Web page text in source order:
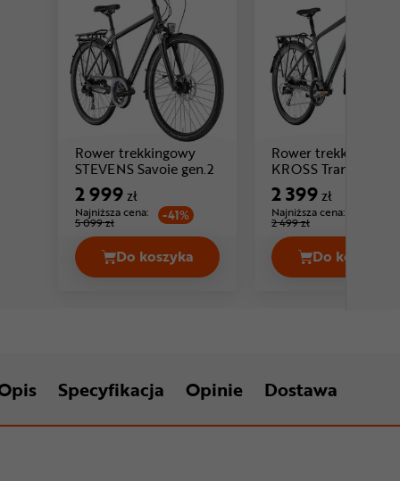
Rower trekkingowy
STEVENS Savoie gen.2 Cena: 2 999 zł
2 999zł
Najniższa cena:
5 099 zł -41%
Do koszyka
Rower trekkingowy STEVENS
Rower trekkingowy
KROSS Trans 8.0
2 399zł
Najniższa cena:
2 499 zł
Do koszyka
Rower
Specyfikacja Opinie Dostawa